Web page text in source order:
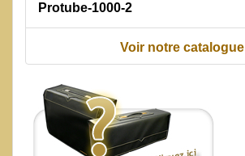
Protube-1000-2
Voir notre catalogue